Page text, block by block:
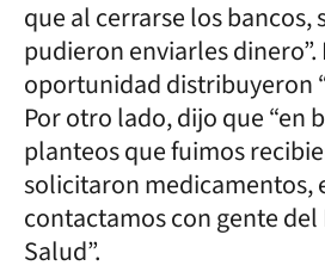
que al cerrarse los bancos,
pudieron enviarles
oportunidad distribuyeron
Por otro lado, dijo que “en
planteos que fuimos
solicitaron medicamentos,
contactamos con gente
Salud”.